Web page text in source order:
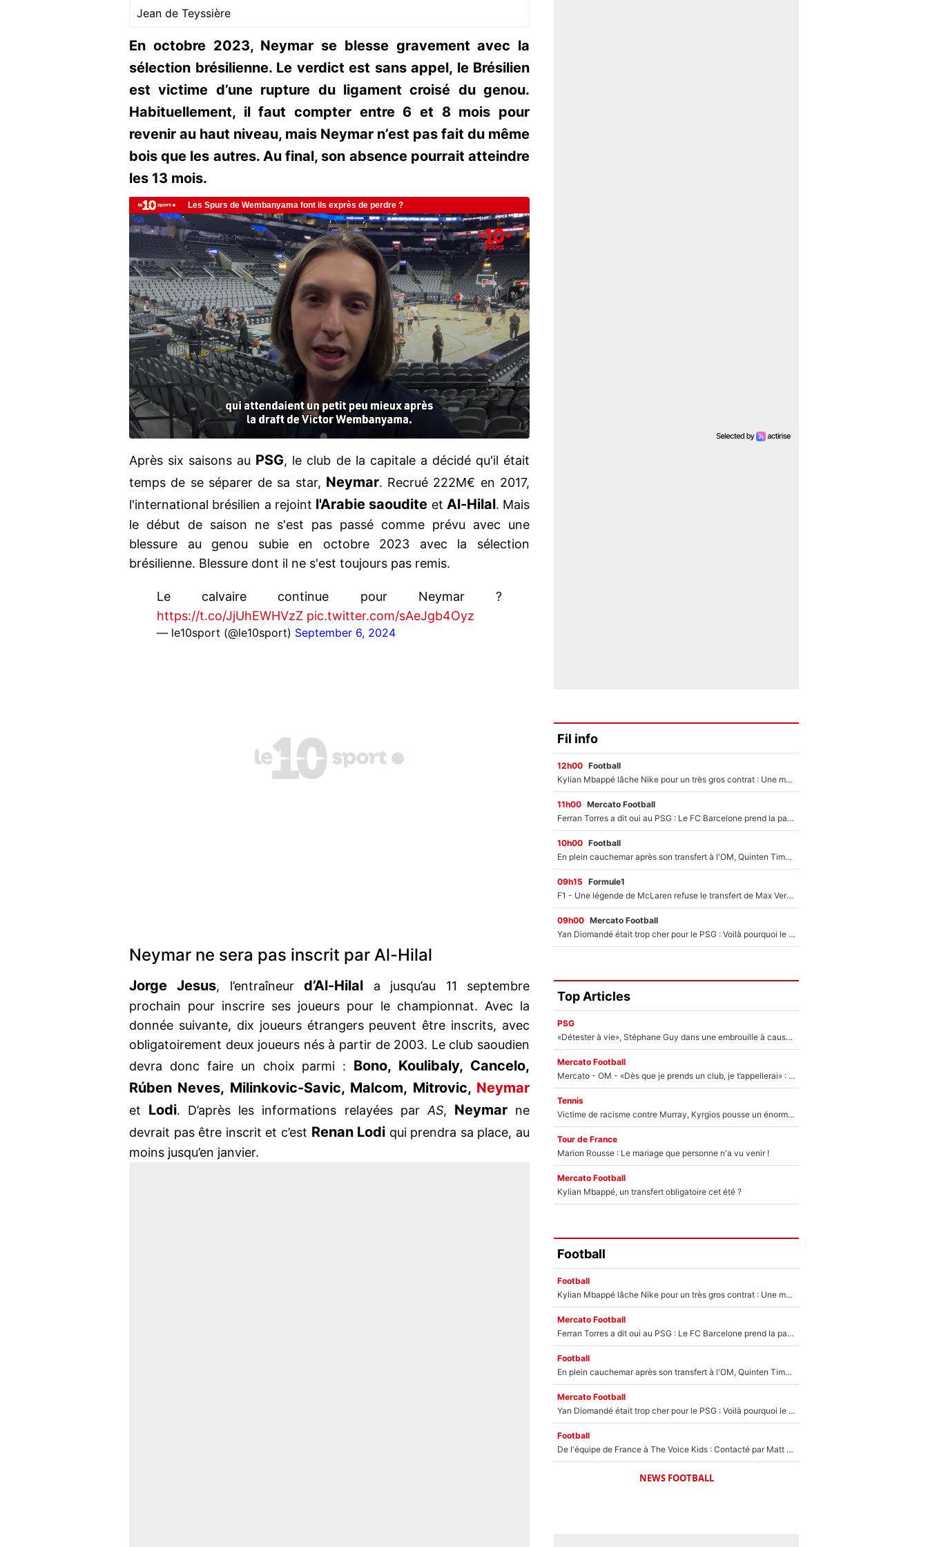
Jean de Teyssière
En octobre 2023, Neymar se blesse gravement avec la
sélection brésilienne. Le verdict est sans appel, le Brésilien
est victime d’une rupture du ligament croisé du genou.
Habituellement, il faut compter entre 6 et 8 mois pour
revenir au haut niveau, mais Neymar n’est pas fait du même
bois que les autres. Au final, son absence pourrait atteindre
les 13 mois.
Après six saisons au PSG, le club de la capitale a décidé qu'il était
temps de se séparer de sa star, Neymar. Recrué 222M€ en 2017,
l'international brésilien a rejoint l'Arabie saoudite et Al-Hilal. Mais
le début de saison ne s'est pas passé comme prévu avec une
blessure au genou subie en octobre 2023 avec la sélection
brésilienne. Blessure dont il ne s'est toujours pas remis.
Le calvaire continue pour Neymar ?
https://t.co/JjUhEWHVzZ pic.twitter.com/sAeJgb4Oyz
— le10sport (@le10sport) September 6, 2024
Neymar ne sera pas inscrit par Al-Hilal
Jorge Jesus, l’entraîneurd’Al-Hilal
a jusqu’au 11 septembre
prochain pour inscrire ses joueurs pour le championnat. Avec la
donnée suivante, dix joueurs étrangers peuvent être inscrits, avec
obligatoirement deux joueurs nés à partir de 2003. Le club saoudien
devra donc faire un choix parmi : Bono, Koulibaly, Cancelo,
Rúben Neves, Milinkovic-Savic, Malcom, Mitrovic, Neymar
et Lodi. D’après les informations relayées parAS, Neymarne
devrait pas être inscrit et c’est Renan Lodi qui prendra sa place, au
moins jusqu’en janvier.
Fil info
12h00 Football
Kylian Mbappé lâche Nike pour un très gros contrat : Une marque «inattendue» va frapper très fort
11h00 Mercato Football
Ferran Torres a dit oui au PSG : Le FC Barcelone prend la parole alors qu'un transfert de l'attaquant espagnol prend forme
10h00 Football
En plein cauchemar après son transfert à l'OM, Quinten Timber raconte ses doutes après sa signature à Marseille
09h15 Formule1
F1 - Une légende de McLaren refuse le transfert de Max Verstappen qui pourrait «faire des vagues» et plomber l'ambiance dans l'équipe
09h00 Mercato Football
Yan Diomandé était trop cher pour le PSG : Voilà pourquoi le Real Madrid a accepté de payer la somme record de 140M€ pour boucler son transfert !
Top Articles
PSG
«Détester à vie», Stéphane Guy dans une embrouille à cause du PSG !
Mercato Football
Mercato - OM - «Dès que je prends un club, je t’appellerai» : La promesse de Marcelino au moment de claquer la porte
Tennis
Victime de racisme contre Murray, Kyrgios pousse un énorme coup de gueule !
Tour de France
Marion Rousse : Le mariage que personne n'a vu venir !
Mercato Football
Kylian Mbappé, un transfert obligatoire cet été ?
Football
Football
Kylian Mbappé lâche Nike pour un très gros contrat : Une marque «inattendue» va frapper très fort
Mercato Football
Ferran Torres a dit oui au PSG : Le FC Barcelone prend la parole alors qu'un transfert de l'attaquant espagnol prend forme
Football
En plein cauchemar après son transfert à l'OM, Quinten Timber raconte ses doutes après sa signature à Marseille
Mercato Football
Yan Diomandé était trop cher pour le PSG : Voilà pourquoi le Real Madrid a accepté de payer la somme record de 140M€ pour boucler son transfert !
Football
De l'équipe de France à The Voice Kids : Contacté par Matt Pokora, Kylian Mbappé a accepté de jouer un rôle inédit sur TF1 !
NEWS FOOTBALL